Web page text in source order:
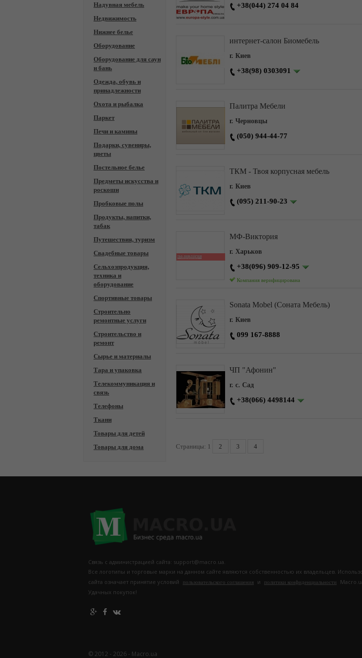
Надувная мебель
Недвижимость
Нижнее белье
Оборудование
Оборудование для саун
и бань
Одежда, обувь и
принадлежности
Охота и рыбалка
Паркет
Печи и камины
Подарки, сувениры,
цветы
Постельное белье
Предметы искусства и
роскоши
Пробковые полы
Продукты, напитки,
табак
Путешествия, туризм
Свадебные товары
Сельхозпродукция,
техника и
оборудование
Спортивные товары
Строительно
ремонтные услуги
Строительство и
ремонт
Сырье и материалы
Тара и упаковка
Телекоммуникация и
связь
Телефоны
Ткани
Товары для детей
Товары для дома
+38(044) 274 04 84
интернет-салон Биомебель
г. Киев
+38(98) 0303091
Палитра Мебели
г. Черновцы
(050) 944-44-77
ТКМ - Твоя корпусная мебель
г. Киев
(095) 211-90-23
МФ-Виктория
г. Харьков
+38(096) 909-12-95
Компания верифицирована
Sonata Mobel (Соната Мебель)
г. Киев
099 167-8888
ЧП "Афонин"
г. с. Сад
+38(066) 4498144
Страницы: 1 2 3 4
Связь с администрацией сайта: support@macro.ua.
Все логотипы и торговые марки на данном сайте являются собственностью их владельцев.
сайта означает принятие условий
пользовательского соглашения и политики конфиденциальности
Удачных покупок!
© 2012 - 2026 - Macro.ua